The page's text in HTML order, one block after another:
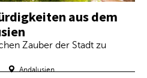
aus dem
Zauber der Stadt zu
Andalusien